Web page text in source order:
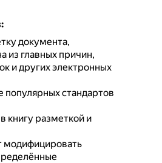
документа,
из главных причин,
и других электронных
популярных стандартов
книгу разметкой и
модифицировать